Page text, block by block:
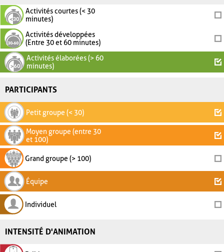
Activités courtes (< 30
minutes)
Activités développées
(Entre 30 et 60 minutes)
Activités élaborées (> 60
minutes)
PARTICIPANTS
Petit groupe (< 30)
Moyen groupe (entre 30
et 100)
Grand groupe (> 100)
Équipe
Individuel
INTENSITÉ D'ANIMATION